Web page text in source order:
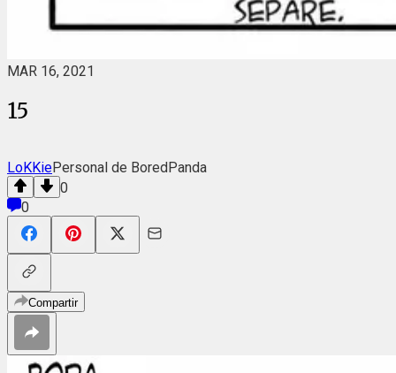
MAR 16, 2021
15
LoKKiePersonal de BoredPanda
0
0
Compartir